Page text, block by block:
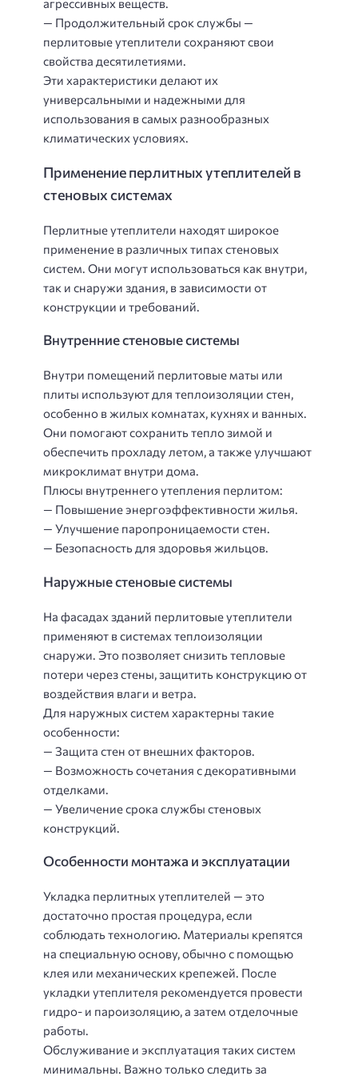
агрессивных веществ.
— Продолжительный срок службы —
перлитовые утеплители сохраняют свои
свойства десятилетиями.
Эти характеристики делают их
универсальными и надежными для
использования в самых разнообразных
климатических условиях.
Применение перлитных утеплителей в
стеновых системах
Перлитные утеплители находят широкое
применение в различных типах стеновых
систем. Они могут использоваться как внутри,
так и снаружи здания, в зависимости от
конструкции и требований.
Внутренние стеновые системы
Внутри помещений перлитовые маты или
плиты используют для теплоизоляции стен,
особенно в жилых комнатах, кухнях и ванных.
Они помогают сохранить тепло зимой и
обеспечить прохладу летом, а также улучшают
микроклимат внутри дома.
Плюсы внутреннего утепления перлитом:
— Повышение энергоэффективности жилья.
— Улучшение паропроницаемости стен.
— Безопасность для здоровья жильцов.
Наружные стеновые системы
На фасадах зданий перлитовые утеплители
применяют в системах теплоизоляции
снаружи. Это позволяет снизить тепловые
потери через стены, защитить конструкцию от
воздействия влаги и ветра.
Для наружных систем характерны такие
особенности:
— Защита стен от внешних факторов.
— Возможность сочетания с декоративными
отделками.
— Увеличение срока службы стеновых
конструкций.
Особенности монтажа и эксплуатации
Укладка перлитных утеплителей — это
достаточно простая процедура, если
соблюдать технологию. Материалы крепятся
на специальную основу, обычно с помощью
клея или механических крепежей. После
укладки утеплителя рекомендуется провести
гидро- и пароизоляцию, а затем отделочные
работы.
Обслуживание и эксплуатация таких систем
минимальны. Важно только следить за